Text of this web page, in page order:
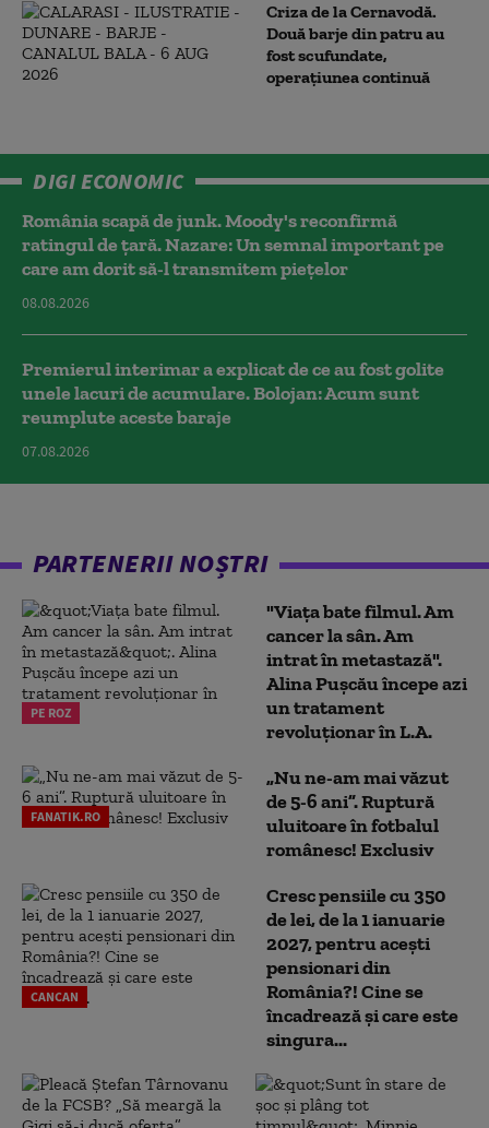
Criza de la Cernavodă.
Două barje din patru au
fost scufundate,
operațiunea continuă
DIGI ECONOMIC
România scapă de junk. Moody's reconfirmă
ratingul de țară. Nazare: Un semnal important pe
care am dorit să-l transmitem piețelor
08.08.2026
Premierul interimar a explicat de ce au fost golite
unele lacuri de acumulare. Bolojan: Acum sunt
reumplute aceste baraje
07.08.2026
PARTENERII NOȘTRI
PE ROZ
"Viața bate filmul. Am
cancer la sân. Am
intrat în metastază".
Alina Pușcău începe azi
un tratament
revoluționar în L.A.
FANATIK.RO
„Nu ne-am mai văzut
de 5-6 ani”. Ruptură
uluitoare în fotbalul
românesc! Exclusiv
CANCAN
Cresc pensiile cu 350
de lei, de la 1 ianuarie
2027, pentru acești
pensionari din
România?! Cine se
încadrează și care este
singura...